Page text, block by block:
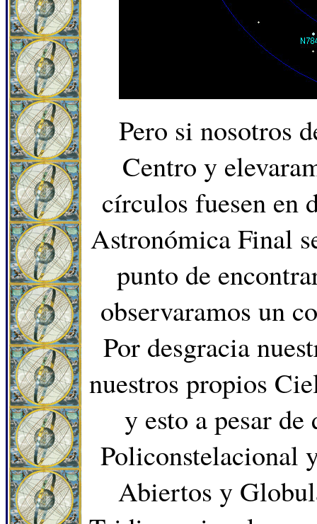
Pero si nosotros
Centro y
círculos fuesen en
Astronómica Final
punto de
observaramos un
Por desgracia
nuestros propios
y esto a pesar
Policonstelacional
Abiertos y